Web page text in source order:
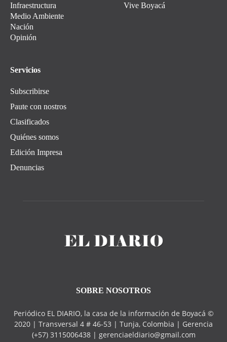
Infraestructura
Medio Ambiente
Nación
Opinión
Vive Boyacá
Servicios
Subscribirse
Paute con nostros
Clasificados
Quiénes somos
Edición Impresa
Denuncias
SOBRE NOSOTROS
Periódico EL DIARIO, la casa de la información de Boyacá ©
2020 | Transversal 4 # 46-53 | Tunja, Colombia | Gerencia
(+57) 3115006438 | gerenciaeldiario@gmail.com